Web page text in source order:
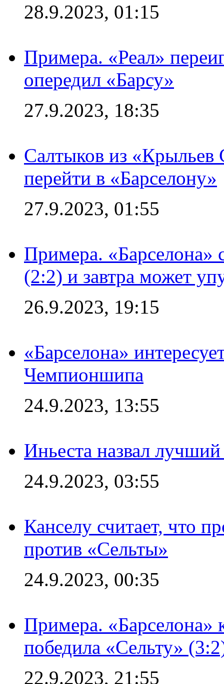
28.9.2023, 01:15
Примера. «Реал»
опередил «Барсу»
27.9.2023, 18:35
Салтыков из «Крыльев
перейти в «Барселону»
27.9.2023, 01:55
Примера. «Барселона»
(2:2) и завтра может
26.9.2023, 19:15
«Барселона»
Чемпионшипа
24.9.2023, 13:55
Иньеста назвал
24.9.2023, 03:55
Канселу считает, что
против «Сельты»
24.9.2023, 00:35
Примера. «Барселона»
победила «Сельту»
22.9.2023, 21:55